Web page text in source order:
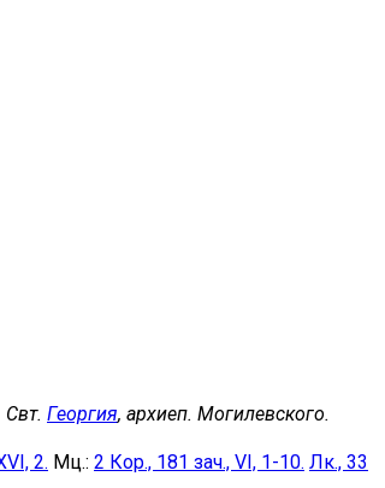
Георгия, архиеп. Могилевского.
2. Мц.: 2 Кор., 181 зач., VI, 1-10. Лк., 33